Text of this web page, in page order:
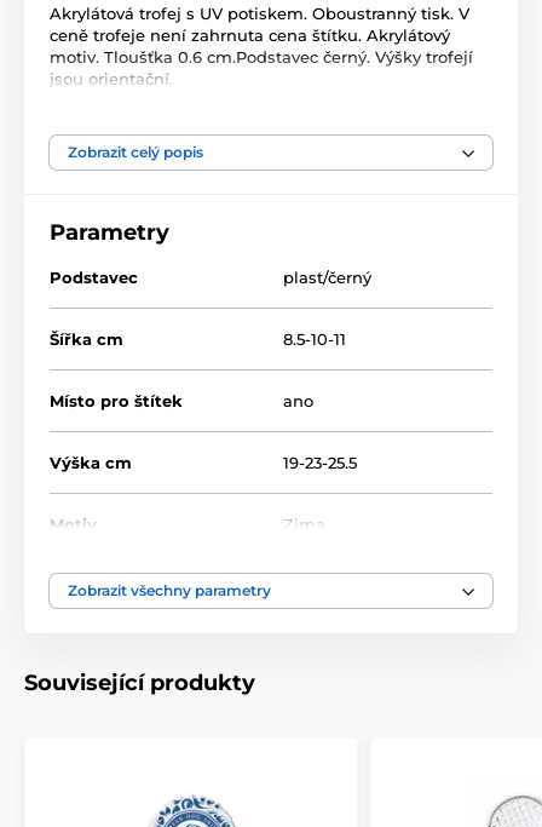
Akrylátová trofej s UV potiskem. Oboustranný tisk. V
ceně trofeje není zahrnuta cena štítku. Akrylátový
motiv. Tloušťka 0.6 cm.Podstavec černý. Výšky trofejí
jsou orientační.
Produkt je zařazen v kategoriích
ACUTC
Zobrazit celý popis
Parametry
Podstavec plast/černý
Šířka cm 8.5-10-11
Místo pro štítek ano
Výška cm 19-23-25.5
Motiv Zima
Typ ocenění
Zobrazit všechny parametry
Související produkty